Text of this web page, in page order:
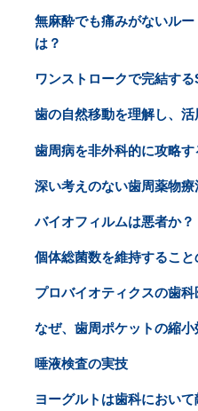
無麻酔でも痛みがないル
は？
ワンストロークで完結す
歯の自然移動を理解し、
歯周病を非外科的に攻略す
深い考えのない歯周薬物
バイオフィルムは悪者か？
個体総菌数を維持すること
プロバイオティクスの歯科
なぜ、歯周ポケットの縮
唾液検査の実技
ヨーグルトは歯科において